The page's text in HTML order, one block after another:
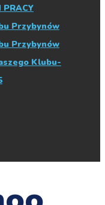
PRACY
Przybynów
Przybynów
Klubu-